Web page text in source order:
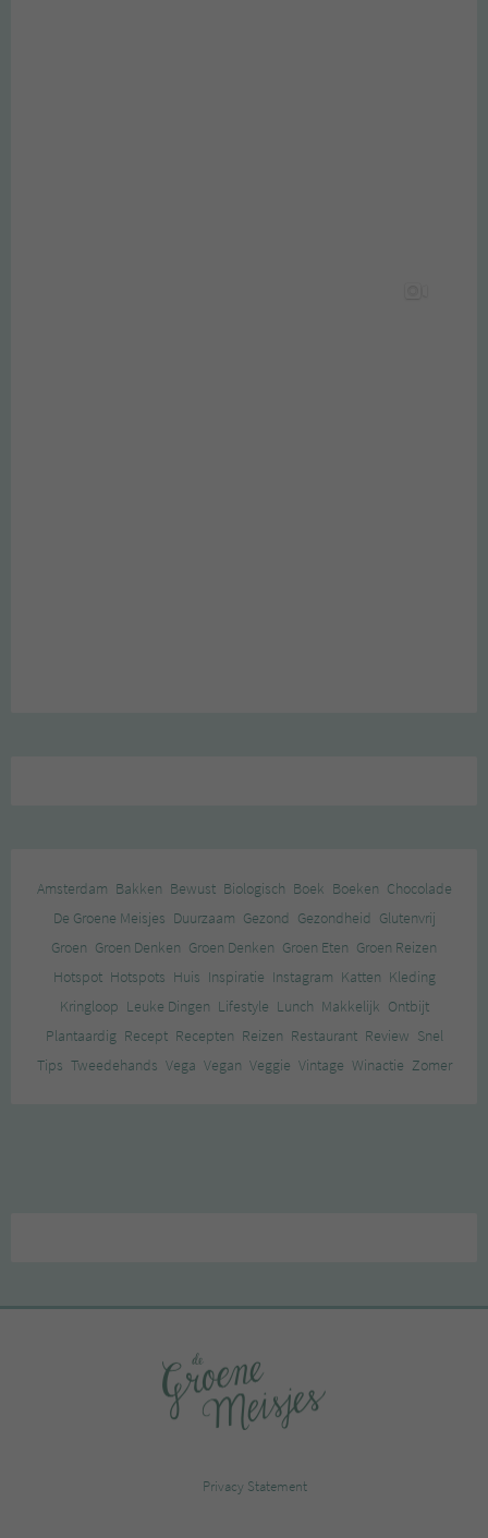
Amsterdam Bakken Bewust Biologisch Boek Boeken Chocolade
De Groene Meisjes Duurzaam Gezond Gezondheid Glutenvrij
Groen Groen Denken Groen Denken Groen Eten Groen Reizen
Hotspot Hotspots Huis Inspiratie Instagram Katten Kleding
Kringloop Leuke Dingen Lifestyle Lunch Makkelijk Ontbijt
Plantaardig Recept Recepten Reizen Restaurant Review Snel
Tips Tweedehands Vega Vegan Veggie Vintage Winactie Zomer
Privacy Statement